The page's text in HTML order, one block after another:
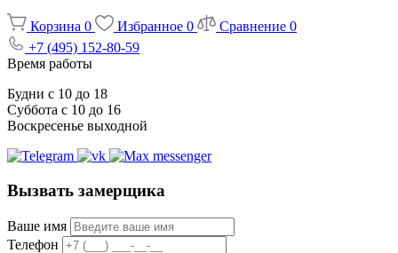
Корзина 0 Избранное 0 Сравнение 0
+7 (495) 152-80-59
Время работы
Будни с 10 до 18
Суббота с 10 до 16
Воскресенье выходной
Вызвать замерщика
Ваше имя
Телефон